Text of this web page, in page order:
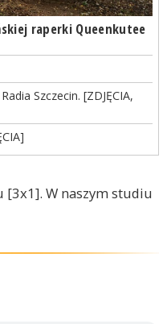
raperki Queenkutee
Szczecin. [ZDJĘCIA,
[3x1]. W naszym studiu